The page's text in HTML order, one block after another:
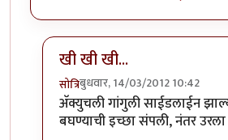
खी खी खी...
सोत्रिबुधवार, 14/03/2012 10:42
In reply toमस्त रे ...byछोटा डॉन
अ‍ॅक्युचली गांगुली साईडलाईन
बघण्याची इच्छा संपली, नंतर